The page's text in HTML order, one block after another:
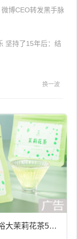
博CEO转发黑手脉
坚持了15年后：结
换一波
大茉莉花茶50g